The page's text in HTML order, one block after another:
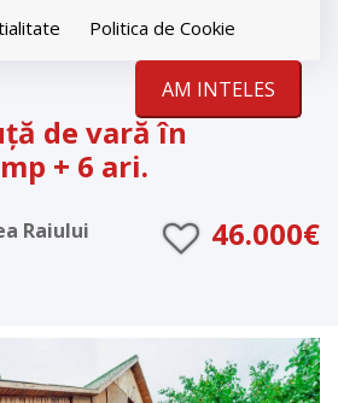
Politica de Cookie
AM INTELES
de vară în
+ 6 ari.
Raiului 46.000€